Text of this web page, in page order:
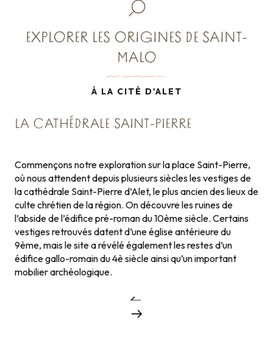
EXPLORER LES ORIGINES DE SAINT-
MALO
À LA CITÉ D'ALET
LA CATHÉDRALE SAINT-PIERRE
Commençons notre exploration sur la place Saint-Pierre,
où nous attendent depuis plusieurs siècles les vestiges de
la cathédrale Saint-Pierre d’Alet, le plus ancien des lieux de
culte chrétien de la région. On découvre les ruines de
l’abside de l’édifice pré-roman du 10ème siècle. Certains
vestiges retrouvés datent d’une église antérieure du
9ème, mais le site a révélé également les restes d’un
édifice gallo-romain du 4è siècle ainsi qu’un important
mobilier archéologique.